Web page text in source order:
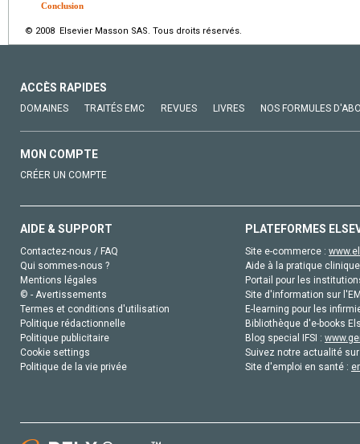
Conclusion
© 2008 Elsevier Masson SAS. Tous droits réservés.
ACCÈS RAPIDES
DOMAINES TRAITÉS EMC REVUES LIVRES NOS FORMULES
MON COMPTE
CRÉER UN COMPTE
AIDE & SUPPORT
Contactez-nous / FAQ
Qui sommes-nous ?
Mentions légales
© - Avertissements
Termes et conditions d'utilisation
Politique rédactionnelle
Politique publicitaire
Cookie settings
Politique de la vie privée
PLATEFORMES
Site e-commerce :
Aide à la pratique
Portail pour les
Site d'information sur
E-learning pour les
Bibliothèque d'e-books
Blog special IFSI :
Suivez notre actualité
Site d'emploi en santé :